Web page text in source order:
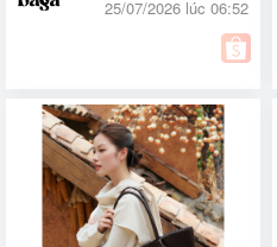
25/07/2026 lúc 06:52